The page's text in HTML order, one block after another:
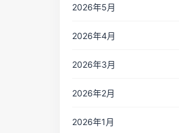
2026年5月
2026年4月
2026年3月
2026年2月
2026年1月